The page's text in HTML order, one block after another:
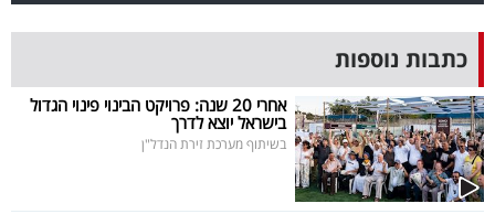
כתבות נוספות
אחרי 20 שנה: פרויקט הבינוי פינוי הגדול
בישראל יוצא לדרך
בשיתוף מערכת זירת הנדל"ן